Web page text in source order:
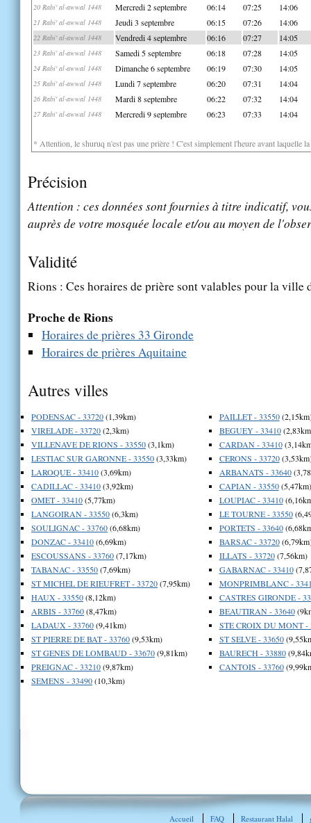
20 Rabi' al-awwal 1448 Mercredi 2 septembre 06:14 07:25 14:06
21 Rabi' al-awwal 1448 Jeudi 3 septembre 06:15 07:26 14:06
22 Rabi' al-awwal 1448 Vendredi 4 septembre 06:16 07:27 14:05
23 Rabi' al-awwal 1448 Samedi 5 septembre 06:18 07:28 14:05
24 Rabi' al-awwal 1448 Dimanche 6 septembre 06:19 07:30 14:05
25 Rabi' al-awwal 1448 Lundi 7 septembre 06:20 07:31 14:04
26 Rabi' al-awwal 1448 Mardi 8 septembre 06:22 07:32 14:04
27 Rabi' al-awwal 1448 Mercredi 9 septembre 06:23 07:33 14:04
* Attention, le shuruq n'est pas une prière ! C'est simplement l'heure avant laquelle
Précision
Attention : ces données sont fournies à titre indicatif,
auprès de votre mosquée locale et/ou au moyen de
Validité
Rions : Ces horaires de prière sont valables pour la ville
Proche de Rions
Horaires de prières 33 Gironde
Horaires de prières Aquitaine
Autres villes
PODENSAC - 33720(1,39km)
VIRELADE - 33720(2,3km)
VILLENAVE DE RIONS - 33550(3,1km)
LESTIAC SUR GARONNE - 33550(3,33km)
LAROQUE - 33410(3,69km)
CADILLAC - 33410(3,92km)
OMET - 33410(5,77km)
LANGOIRAN - 33550(6,3km)
SOULIGNAC - 33760(6,68km)
DONZAC - 33410(6,69km)
ESCOUSSANS - 33760(7,17km)
TABANAC - 33550(7,69km)
ST MICHEL DE RIEUFRET - 33720(7,95km)
HAUX - 33550(8,12km)
ARBIS - 33760(8,47km)
LADAUX - 33760(9,41km)
ST PIERRE DE BAT - 33760(9,53km)
ST GENES DE LOMBAUD - 33670(9,81km)
PREIGNAC - 33210(9,87km)
SEMENS - 33490(10,3km)
PAILLET - 33550
BEGUEY - 33410
CARDAN - 33410
CERONS - 33720
ARBANATS - 33640
CAPIAN - 33550(5,47km)
LOUPIAC - 33410
LE TOURNE - 33550
PORTETS - 33640
BARSAC - 33720
ILLATS - 33720(7,56km)
GABARNAC - 33410
MONPRIMBLANC -
CASTRES GIRONDE -
BEAUTIRAN - 33640
STE CROIX DU MONT -
ST SELVE - 33650
BAURECH - 33880
CANTOIS - 33760
Accueil FAQ Restaurant Halal